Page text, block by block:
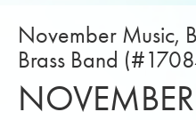
November Music,
Brass Band